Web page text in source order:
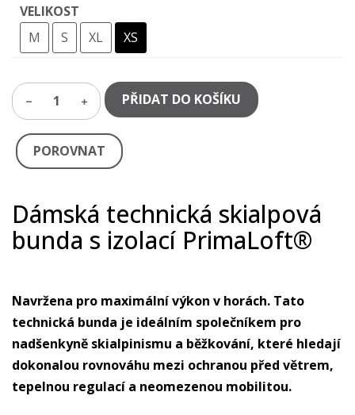
VELIKOST
M
S XL XS
1 PŘIDAT DO KOŠÍKU
POROVNAT
Dámská technická skialpová
bunda s izolací PrimaLoft®
Navržena pro maximální výkon v horách. Tato
technická bunda je ideálním společníkem pro
nadšenkyně skialpinismu a běžkování, které hledají
dokonalou rovnováhu mezi ochranou před větrem,
tepelnou regulací a neomezenou mobilitou.